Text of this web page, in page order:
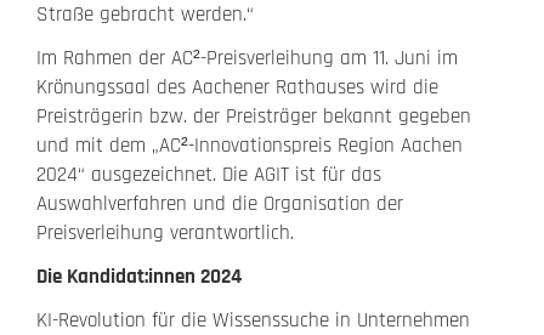
Straße gebracht werden.“
Im Rahmen der AC²-Preisverleihung am 11. Juni im
Krönungssaal des Aachener Rathauses wird die
Preisträgerin bzw. der Preisträger bekannt gegeben
und mit dem „AC²-Innovationspreis Region Aachen
2024“ ausgezeichnet. Die AGIT ist für das
Auswahlverfahren und die Organisation der
Preisverleihung verantwortlich.
Die Kandidat:innen 2024
KI-Revolution für die Wissenssuche in Unternehmen